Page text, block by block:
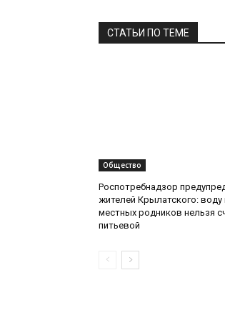
СТАТЬИ ПО ТЕМЕ
Общество
Роспотребнадзор
жителей Крылатского: воду
местных родников нельзя
питьевой